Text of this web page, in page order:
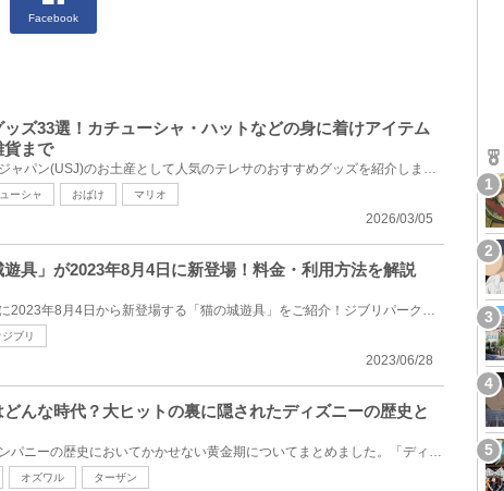
Facebook
ッズ33選！カチューシャ・ハットなどの身に着けアイテム
貨まで
ユニバーサル・スタジオ・ジャパン(USJ)のお土産として人気のテレサのおすすめグッズを紹介します。おば...
ーシャ おばけ マリオ
2026/03/05
具」が2023年8月4日に新登場！料金・利用方法を解説
愛知県にあるジブリパークに2023年8月4日から新登場する「猫の城遊具」をご紹介！ジブリパークを楽しむ...
ブリ
2023/06/28
んな時代？大ヒットの裏に隠されたディズニーの歴史と
ウォルト・ディズニー・カンパニーの歴史においてかかせない黄金期についてまとめました。「ディズニー...
オズワル ターザン